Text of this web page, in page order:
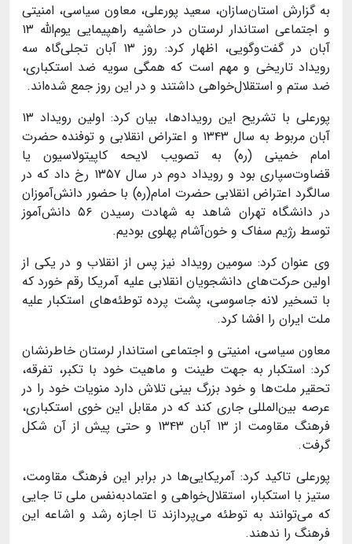
به گزارش استان‌سازان، سعید پورعلی، معاون سیاسی، امنیتی
و اجتماعی استاندار لرستان در حاشیه راهپیمایی یوم‌الله ۱۳
آبان در گفت‌وگویی، اظهار کرد: روز ۱۳ آبان تجلی‌گاه سه
رویداد تاریخی و مهم است که همگی سویه ضد استکباری،
ضد ستم و استقلال‌خواهی داشتند و در این روز جمع شده‌اند.
پورعلی با تشریح این رویدادها، بیان کرد: اولین رویداد ۱۳
آبان مربوط به سال ۱۳۴۳ و اعتراض انقلابی و توفنده حضرت
امام خمینی (ره) به تصویب لایحه کاپیتولاسیون یا
قضاوت‌سپاری بود و رویداد دوم در سال ۱۳۵۷ رخ داد که در
سالگرد اعتراض انقلابی حضرت امام(ره) با حضور دانش‌آموزان
در دانشگاه تهران شاهد به شهادت رسیدن ۵۶دانش‌آموز
توسط رژیم سفاک و خون‌آشام پهلوی بودیم.
وی عنوان کرد: سومین رویداد نیز پس از انقلاب و در یکی از
اولین حرکت‌های دانشجویان انقلابی علیه آمریکا رقم خورد که
با تسخیر لانه جاسوسی، پشت پرده توطئه‌های استکبار علیه
ملت ایران را افشا کرد.
معاون سیاسی، امنیتی و اجتماعی استاندار لرستان خاطرنشان
کرد: استکبار به جهت طینت و ماهیت خود با تکبر، تفرقه،
تحقیر ملت‌ها و خود بزرگ ‌بینی تلاش دارد منویات خود را در
عرصه بین‌المللی جاری کند که در مقابل این خوی استکباری،
فرهنگ مقاومت از ۱۳ آبان ۱۳۴۳ و حتی پیش از آن شکل
گرفت.
پورعلی تاکید کرد: آمریکایی‌ها در برابر این فرهنگ مقاومت،
ستیز با استکبار، استقلال‌خواهی و اعتمادبه‌نفس ملی تا جایی
که می‌توانند به توطئه می‌پردازند تا اجازه رشد و اشاعه این
فرهنگ را ندهند.